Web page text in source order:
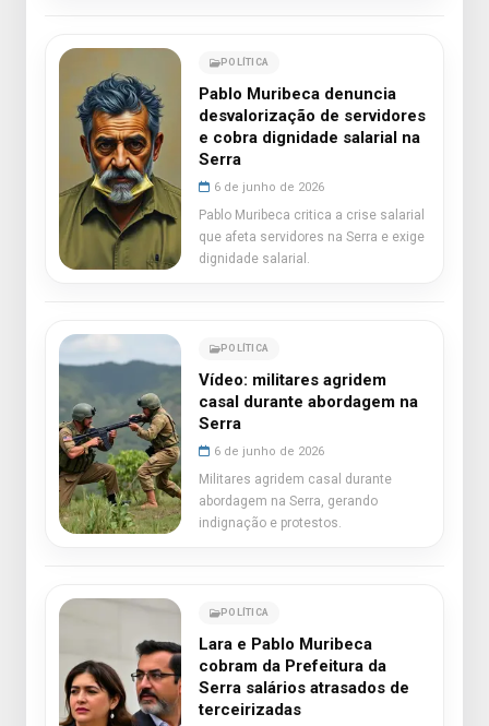
POLÍTICA
Pablo Muribeca denuncia
desvalorização de servidores
e cobra dignidade salarial na
Serra
6 de junho de 2026
Pablo Muribeca critica a crise salarial
que afeta servidores na Serra e exige
dignidade salarial.
POLÍTICA
Vídeo: militares agridem
casal durante abordagem na
Serra
6 de junho de 2026
Militares agridem casal durante
abordagem na Serra, gerando
indignação e protestos.
POLÍTICA
Lara e Pablo Muribeca
cobram da Prefeitura da
Serra salários atrasados de
terceirizadas